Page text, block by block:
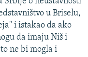
u Briselu,
i istakao da ako
da imaju Niš i
ne bi mogla i